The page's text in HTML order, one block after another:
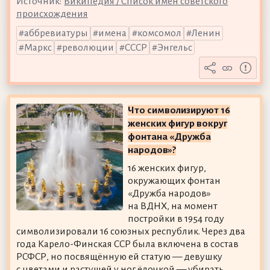
происхождения
аббревиатуры
имена комсомол
Ленин
Маркс
революции СССР Энгельс
Что символизируют 16
женских фигур вокруг
фонтана «Дружба
народов»?
16 женских фигур,
окружающих фонтан
«Дружба народов»
на ВДНХ, на момент
постройки в 1954 году
символизировали 16 союзных республик. Через два
года Карело-Финская ССР была включена в состав
РСФСР, но посвящённую ей статую — девушку